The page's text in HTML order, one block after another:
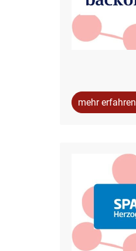
mehr erfahren